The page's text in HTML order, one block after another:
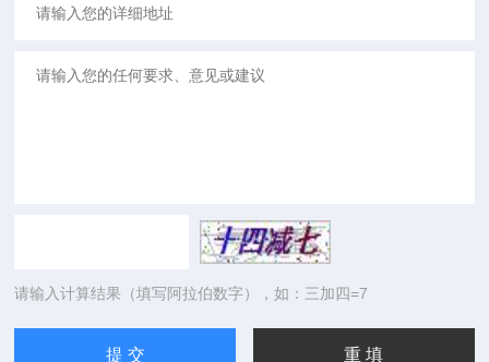
请输入计算结果（填写阿拉伯数字），如：三加四=7